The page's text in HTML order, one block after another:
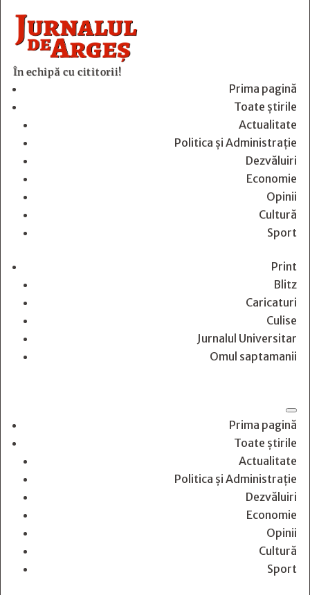
În echipă cu cititorii!
Prima pagină
Toate știrile
Actualitate
Politica și Administrație
Dezvăluiri
Economie
Opinii
Cultură
Sport
Print
Blitz
Caricaturi
Culise
Jurnalul Universitar
Omul saptamanii
Prima pagină
Toate știrile
Actualitate
Politica și Administrație
Dezvăluiri
Economie
Opinii
Cultură
Sport